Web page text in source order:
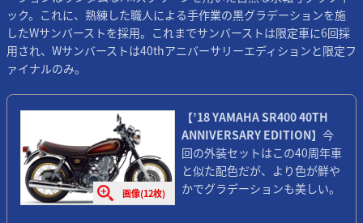
ック。これに、熟練した職人による手作業の黒グラデーションを施
したWサンバーストを採用。これまでサンバーストは限定車に6回採
用され、Wサンバーストは40thアニバーサリーエディションと限定フ
ァイナルのみ。
画像(12枚)
【’18 YAMAHA SR400 40TH
ANNIVERSARY EDITION】 今
回の外装セットはこの40周年車
と似た配色だが、より色が鮮や
かでグラデーションも美しい。